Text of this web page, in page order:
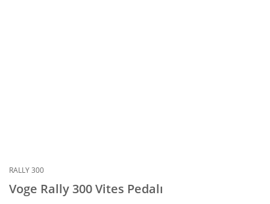
RALLY 300
Voge Rally 300 Vites Pedalı